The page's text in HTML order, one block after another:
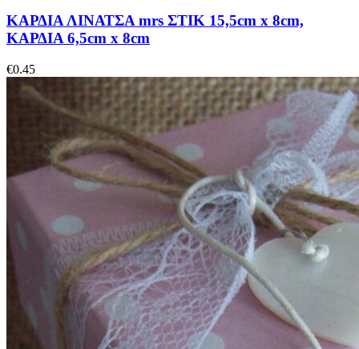
ΚΑΡΔΙΑ ΛΙΝΑΤΣΑ mrs ΣΤΙΚ 15,5cm x 8cm,
ΚΑΡΔΙΑ 6,5cm x 8cm
€0.45